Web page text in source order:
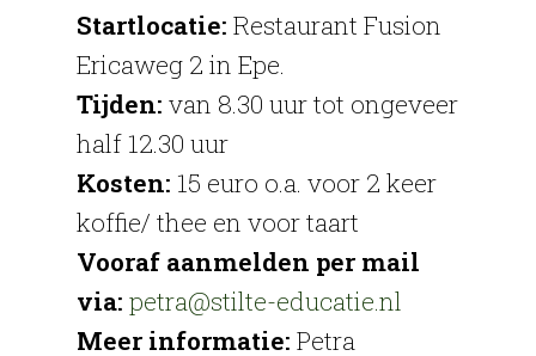
Startlocatie: Restaurant Fusion
Ericaweg 2 in Epe.
Tijden: van 8.30 uur tot ongeveer
half 12.30 uur
Kosten: 15 euro o.a. voor 2 keer
koffie/ thee en voor taart
Vooraf aanmelden per mail
via: petra@stilte-educatie.nl
Meer informatie: Petra